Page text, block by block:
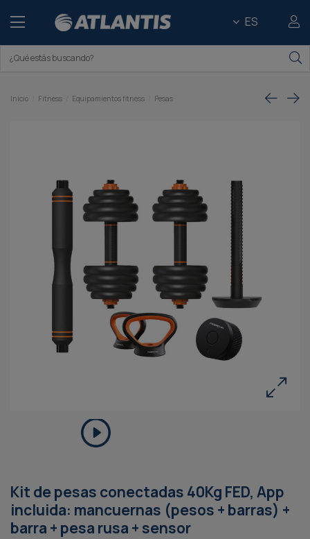
ES
Inicio Fitness Equipamientos fitness Pesas
Kit de pesas conectadas 40Kg FED, App
incluida: mancuernas (pesos + barras) +
barra + pesa rusa + sensor